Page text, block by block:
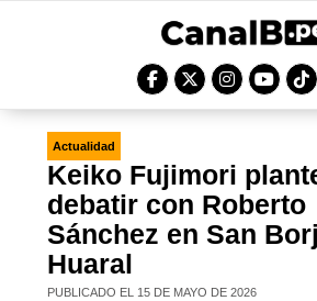
Actualidad
Keiko Fujimori
debatir con Roberto
Sánchez en San
Huaral
PUBLICADO EL 15 DE MAYO DE 2026